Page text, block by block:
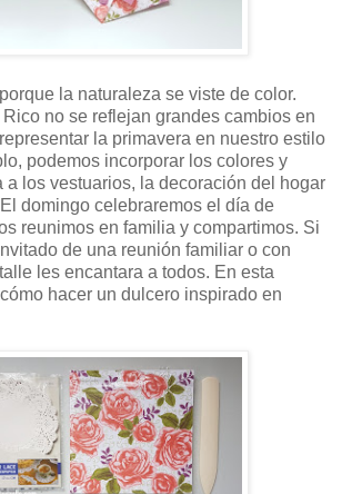
la naturaleza se viste de color.
no se reflejan grandes cambios en
la primavera en nuestro estilo
podemos incorporar los colores y
a los vestuarios, la decoración del hogar
domingo celebraremos el día de
reunimos en familia y compartimos. Si
de una reunión familiar o con
les encantara a todos. En esta
hacer un dulcero inspirado en